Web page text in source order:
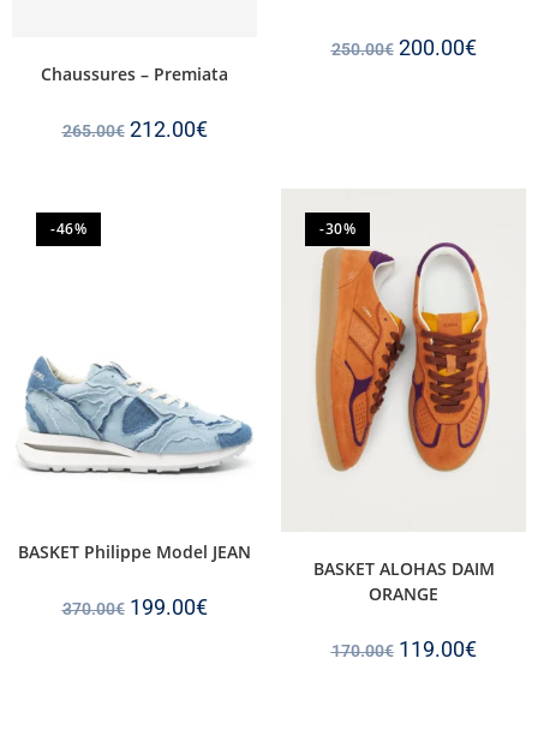
Chaussures – Premiata
265.00€ 212.00€
250.00€ 200.00€
-46%
BASKET Philippe Model JEAN
370.00€ 199.00€
-30%
BASKET ALOHAS DAIM
ORANGE
170.00€ 119.00€